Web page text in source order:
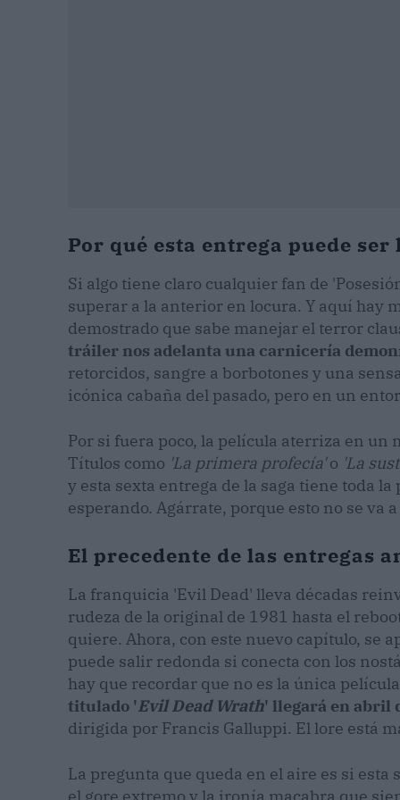
Por qué esta entrega puede ser
Si algo tiene claro cualquier fan de
superar a la anterior en locura. Y aquí hay
demostrado que sabe manejar el terror
tráiler nos adelanta una carnicería
retorcidos, sangre a borbotones y una
icónica cabaña del pasado, pero en un
Por si fuera poco, la película aterriza en un
Títulos como 'La primera profecía'o 'La
y esta sexta entrega de la saga tiene toda
esperando. Agárrate, porque esto no se va
El precedente de las entregas
La franquicia 'Evil Dead' lleva décadas
rudeza de la original de 1981 hasta el
quiere. Ahora, con este nuevo capítulo, se
puede salir redonda si conecta con los
hay que recordar que no es la única
titulado 'Evil Dead Wrath' llegará en abril
dirigida por Francis Galluppi. El lore está
La pregunta que queda en el aire es si
el gore extremo y la ironía macabra que